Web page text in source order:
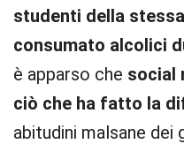
studenti della
consumato alcolici
è apparso che social
ciò che ha fatto la
abitudini malsane dei